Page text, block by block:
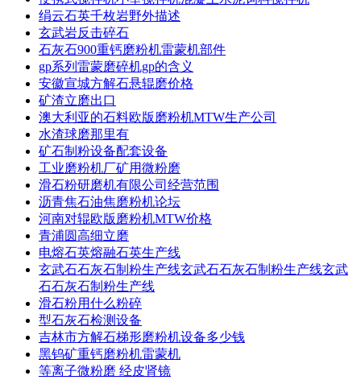
绢云石英千枚岩野外描述
玄武岩反击碎石
石灰石900重钙磨粉机雷蒙机部件
gp系列雷蒙磨碎机gp的含义
安徽宣城方解石悬辊磨价格
矿渣立磨出口
澳大利亚的石料欧版磨粉机MTW生产公司
水渣球磨那里有
矿石制粉设备配套设备
工业磨粉机厂矿用微粉磨
滑石粉研磨机有限公司经营范围
沥青焦石油焦磨粉机论坛
河南对辊欧版磨粉机MTW价格
青浦圆高细立磨
电熔石英熔融石英生产线
玄武石石灰石制粉生产线玄武石石灰石制粉生产线玄武
石石灰石制粉生产线
滑石粉用什么粉碎
型石灰石检测设备
吉林市方解石梯形磨粉机设备多少钱
黑钨矿重钙磨粉机雷蒙机
等离子微粉磨 经皮肾镜